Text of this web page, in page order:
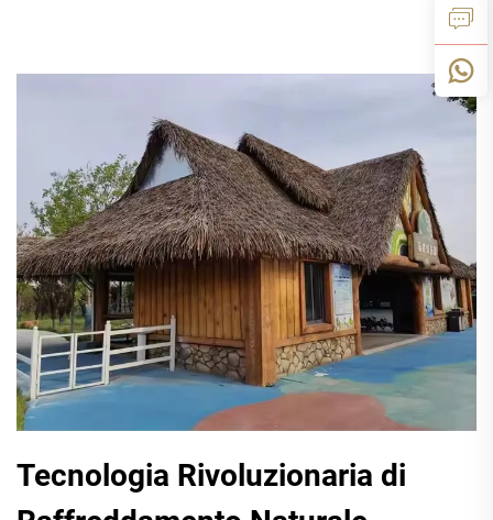
Tecnologia Rivoluzionaria di